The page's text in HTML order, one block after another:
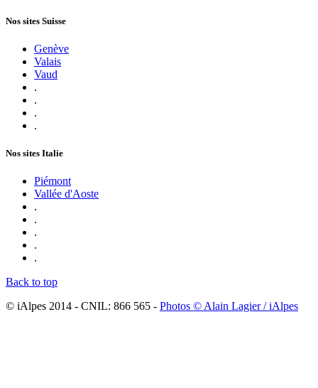
Nos sites Suisse
Genève
Valais
Vaud
.
.
.
.
Nos sites Italie
Piémont
Vallée d'Aoste
.
.
.
.
.
Back to top
© iAlpes 2014 - CNIL: 866 565 - Photos © Alain Lagier / iAlpes